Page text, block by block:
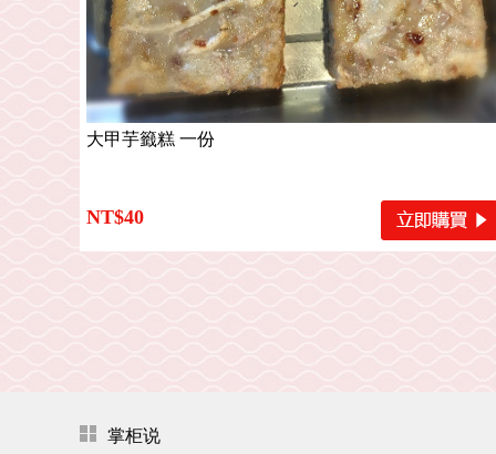
大甲芋籤糕 一份
NT$40
掌柜说